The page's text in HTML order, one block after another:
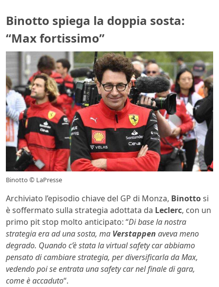
Binotto spiega la doppia sosta:
“Max fortissimo”
Binotto © LaPresse
Archiviato l’episodio chiave del GP di Monza, Binottosi
è soffermato sulla strategia adottata da Leclerc, con un
primo pit stop molto anticipato: “Di base la nostra
strategia era ad una sosta, ma Verstappen aveva meno
degrado. Quando c’è stata la virtual safety car abbiamo
pensato di cambiare strategia, per diversificarla da Max,
vedendo poi se entrata una safety car nel finale di gara,
come è accaduto“.